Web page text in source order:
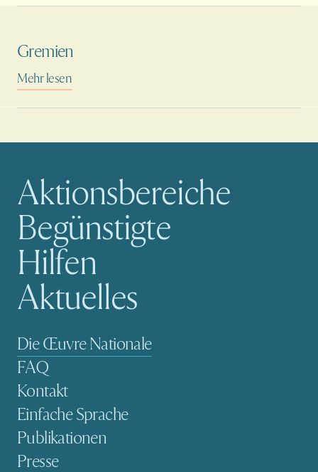
Gremien
Mehr lesen
Hauptnavigation
Aktionsbereiche
Begünstigte
Hilfen
Aktuelles
Sekundäre Navigation
Die Œuvre Nationale
FAQ
Kontakt
Einfache Sprache
Publikationen
Presse